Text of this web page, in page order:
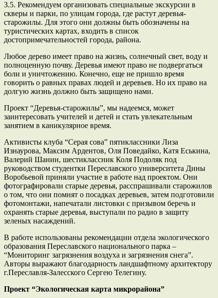
3.5. Рекомендуем организовать специальные экскурсии в
скверы и парки, по улицам города, где растут деревья-
старожилы. Для этого они должны быть обозначены на
туристических картах, входить в список
достопримечательностей города, района.
Любое дерево имеет право на жизнь, солнечный свет, воду и
полноценную почву. Деревья имеют право не подвергаться
боли и уничтожению. Конечно, еще не пришло время
говорить о равных правах людей и деревьев. Но их право на
долгую жизнь должно быть защищено нами.
Проект “Деревья-старожилы”, мы надеемся, может
заинтересовать учителей и детей и стать увлекательным
занятием в каникулярное время.
Активисты клуба “Серая сова” пятиклассники Лиза
Изнаурова, Максим Ардентов, Оля Поведайко, Катя Еськина,
Валерий Шанин, шестиклассник Коля Подоляк под
руководством студентки Переславского университета Дины
Воробьевой приняли участие в работе над проектом. Они
фотографировали старые деревья, расспрашивали старожилов
о том, что они помнят о посадках деревьев, затем подготовили
фотомонтажи, напечатали листовки с призывом беречь и
охранять старые деревья, выступали по радио в защиту
зеленых насаждений.
В работе использованы рекомендации отдела экологического
образования Переславского национального парка –
“Мониторинг загрязнения воздуха и загрязнения снега”.
Авторы выражают благодарность ландшафтному архитектору
г.Переславля-Залесского Сергею Телегину.
Проект “Экологическая карта микрорайона”